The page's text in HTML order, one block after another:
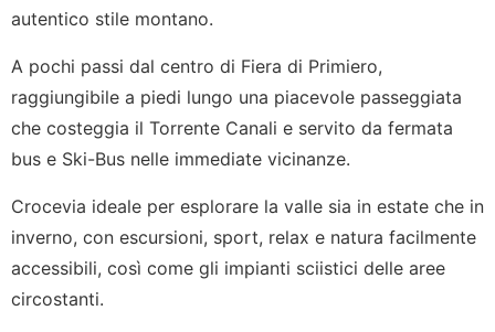
autentico stile montano.
A pochi passi dal centro di Fiera di Primiero,
raggiungibile a piedi lungo una piacevole passeggiata
che costeggia il Torrente Canali e servito da fermata
bus e Ski-Bus nelle immediate vicinanze.
Crocevia ideale per esplorare la valle sia in estate che in
inverno, con escursioni, sport, relax e natura facilmente
accessibili, così come gli impianti sciistici delle aree
circostanti.